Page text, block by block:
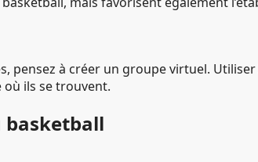
pensez à créer un groupe virtuel. Utiliser
ils se trouvent.